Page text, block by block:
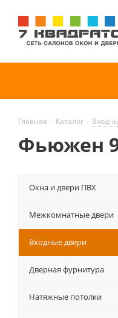
Главная - Каталог -
Фьюжен
Окна и двери ПВХ
Межкомнатные двери
Входные двери
Дверная фурнитура
Натяжные потолки